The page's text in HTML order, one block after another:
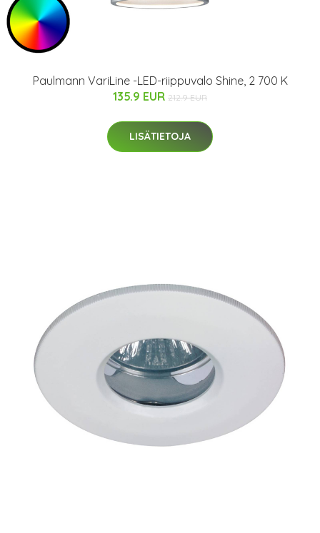
Paulmann VariLine -LED-riippuvalo Shine, 2 700 K
135.9 EUR 212.9 EUR
LISÄTIETOJA